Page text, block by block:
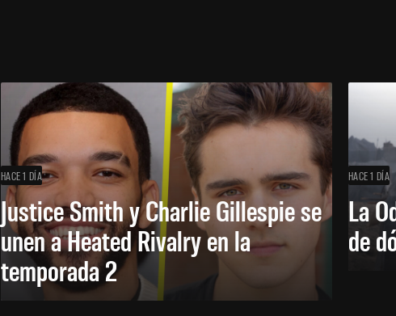
HACE 1 DÍA
Justice Smith y Charlie Gillespie se
unen a Heated Rivalry en la
temporada 2
HACE 1 DÍA
La
de